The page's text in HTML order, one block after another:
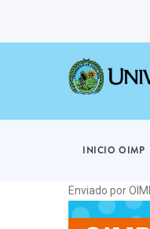
MENÚ
INICIO OIMP
Enviado por